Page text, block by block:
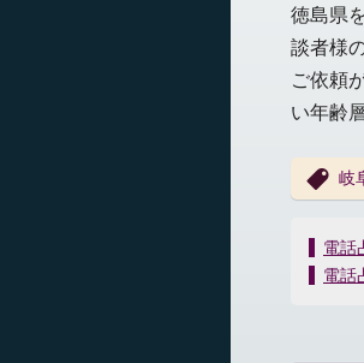
徳島県
談者様
ご依頼
い年齢
岐
投
稿
電話
電話